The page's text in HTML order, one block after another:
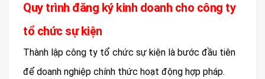
Quy trình đăng ký kinh doanh cho công ty
tổ chức sự kiện
Thành lập công ty tổ chức sự kiện là bước đầu tiên
để doanh nghiệp chính thức hoạt động hợp pháp.